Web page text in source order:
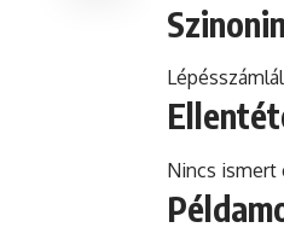
Nincs ismert